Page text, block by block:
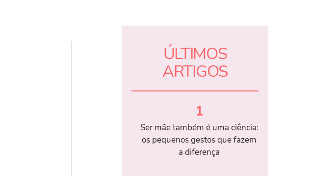
ÚLTIMOS
ARTIGOS
1
Ser mãe também é uma ciência:
os pequenos gestos que fazem
a diferença